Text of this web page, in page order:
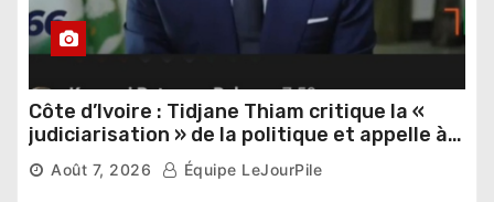
Côte d’Ivoire : Tidjane Thiam critique la «
judiciarisation » de la politique et appelle à
poursuivre l’apaisement
Août 7, 2026 Équipe LeJourPile